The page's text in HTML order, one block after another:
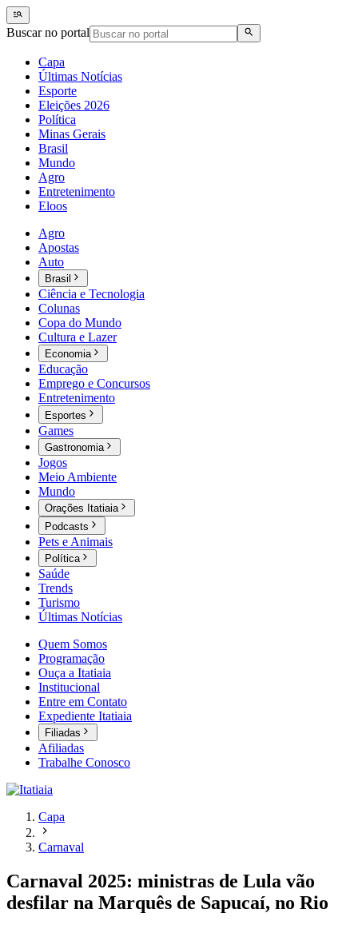
Buscar no portal
Capa
Últimas Notícias
Esporte
Eleições 2026
Política
Minas Gerais
Brasil
Mundo
Agro
Entretenimento
Eloos
Agro
Apostas
Auto
Brasil
Ciência e Tecnologia
Colunas
Copa do Mundo
Cultura e Lazer
Economia
Educação
Emprego e Concursos
Entretenimento
Esportes
Games
Gastronomia
Jogos
Meio Ambiente
Mundo
Orações Itatiaia
Podcasts
Pets e Animais
Política
Saúde
Trends
Turismo
Últimas Notícias
Quem Somos
Programação
Ouça a Itatiaia
Institucional
Entre em Contato
Expediente Itatiaia
Filiadas
Afiliadas
Trabalhe Conosco
Capa
Carnaval
Carnaval 2025: ministras de Lula vão
desfilar na Marquês de Sapucaí, no Rio